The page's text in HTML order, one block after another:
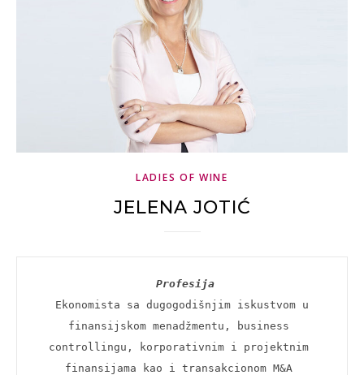
LADIES OF WINE
JELENA JOTIĆ
Profesija
finansijskom menadžmentu, business
controllingu, korporativnim i projektnim
finansijama kao i transakcionom M&A